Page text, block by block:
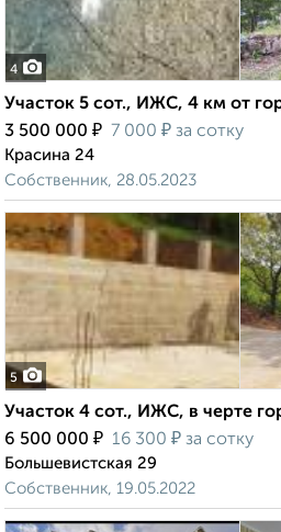
4
Участок 5 сот., ИЖС, 4 км от
3 500 000 ₽ 7 000 ₽ за сотку
Красина 24
Собственник, 28.05.2023
5
Участок 4 сот., ИЖС, в черте
6 500 000 ₽ 16 300 ₽ за сотку
Большевистская 29
Собственник, 19.05.2022